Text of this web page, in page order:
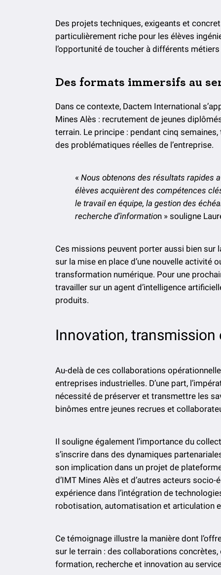
Des projets techniques, exigeants et
particulièrement riche pour les élèves
l’opportunité de toucher à différents
Des formats immersifs au
Dans ce contexte, Dactem International
Mines Alès : recrutement de jeunes
terrain. Le principe : pendant cinq
des problématiques réelles de l’entreprise.
« Nous obtenons des résultats rapides
élèves acquièrent des compétences
le travail en équipe, la gestion des
recherche d’information » souligne
Ces missions peuvent porter aussi bien sur
sur la mise en place d’une nouvelle activité
transformation numérique. Pour une
travailler sur un agent d’intelligence
produits.
Innovation,
Au-delà de ces collaborations
entreprises industrielles. D’une part,
nécessité de préserver et transmettre les
binômes entre jeunes recrues et
Il souligne également l’importance du
s’inscrire dans des dynamiques
son implication dans un projet de
d’IMT Mines Alès et d’autres acteurs
expérience dans l’intégration de
robotisation, automatisation et articulation
Ce témoignage illustre la manière dont
sur le terrain : des collaborations
formation, recherche et innovation au